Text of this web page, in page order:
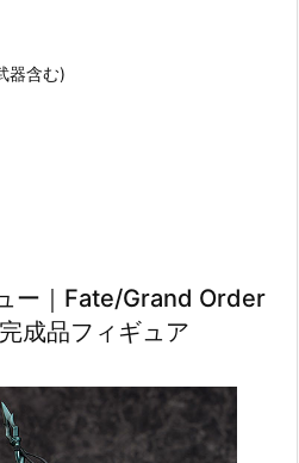
器含む)
ー｜Fate/Grand Order
成品フィギュア